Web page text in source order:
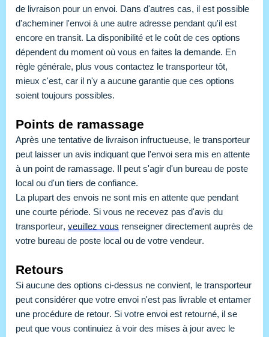
de livraison pour un envoi. Dans d'autres cas, il est possible
d'acheminer l'envoi à une autre adresse pendant qu'il est
encore en transit. La disponibilité et le coût de ces options
dépendent du moment où vous en faites la demande. En
règle générale, plus vous contactez le transporteur tôt,
mieux c'est, car il n'y a aucune garantie que ces options
soient toujours possibles.
Points de ramassage
Après une tentative de livraison infructueuse, le transporteur
peut laisser un avis indiquant que l'envoi sera mis en attente
à un point de ramassage. Il peut s'agir d'un bureau de poste
local ou d'un tiers de confiance.
La plupart des envois ne sont mis en attente que pendant
une courte période. Si vous ne recevez pas d'avis du
transporteur, veuillez vous renseigner directement auprès de
votre bureau de poste local ou de votre vendeur.
Retours
Si aucune des options ci-dessus ne convient, le transporteur
peut considérer que votre envoi n'est pas livrable et entamer
une procédure de retour. Si votre envoi est retourné, il se
peut que vous continuiez à voir des mises à jour avec le